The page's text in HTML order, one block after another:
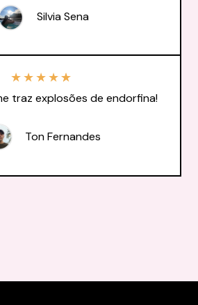
Silvia Sena
★★★★★
traz explosões de endorfina!
Ton Fernandes